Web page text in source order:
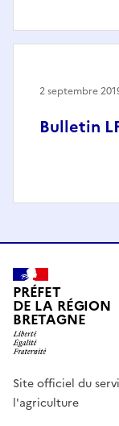
Bulletin
2 septembre
PRÉFET
DE LA RÉGION
BRETAGNE
Site officiel du
l'agriculture